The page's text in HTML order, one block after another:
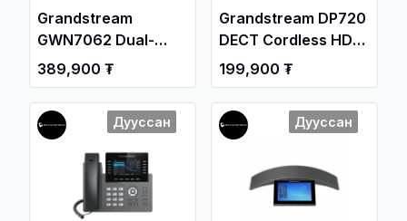
Grandstream
GWN7062 Dual-
WAN, 802.11ax 2x2:2
MU-MIMO Wi-Fi,
Gigabit VPN Router /
Свич салаалагч ,
Сүлжээний
Төхөөрөмж /
389,900 ₮
Grandstream DP720
DECT Cordless HD
Handset / Суурин
утас /
199,900 ₮
Дууссан Дууссан